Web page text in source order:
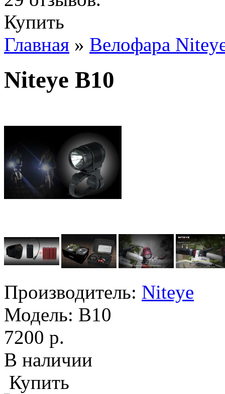
Купить
Главная » Велофара
Niteye B10
Производитель: Niteye
Модель: B10
7200 р.
В наличии
Купить